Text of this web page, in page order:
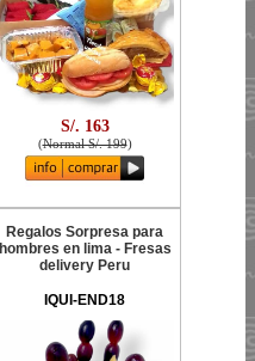
S/. 163
(Normal S/. 199)
Regalos Sorpresa para
hombres en lima - Fresas
delivery Peru
IQUI-END18